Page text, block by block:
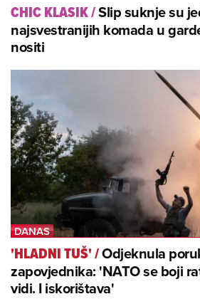
CHIC KLASIK/Slip suknje su
najsvestranijih komada u
nositi
'HLADNI TUŠ'/Odjeknula
zapovjednika: 'NATO se boji
vidi. I iskorištava'